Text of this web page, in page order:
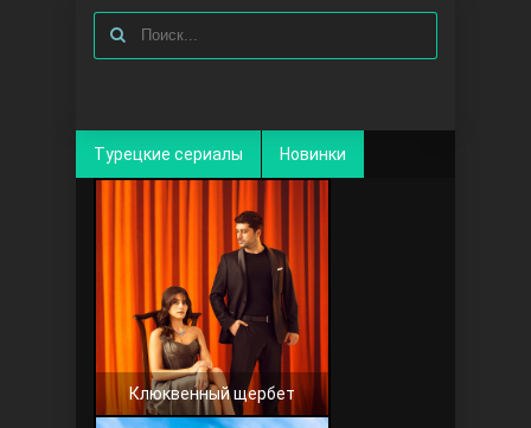
Турецкие сериалы Новинки
Клюквенный щербет